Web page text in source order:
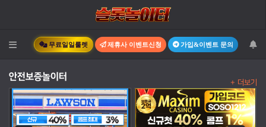
Toggle navigation
무료일일룰렛 제휴사 이벤트신청 가입&이벤트 문의
안전보증놀이터
+ 더보기